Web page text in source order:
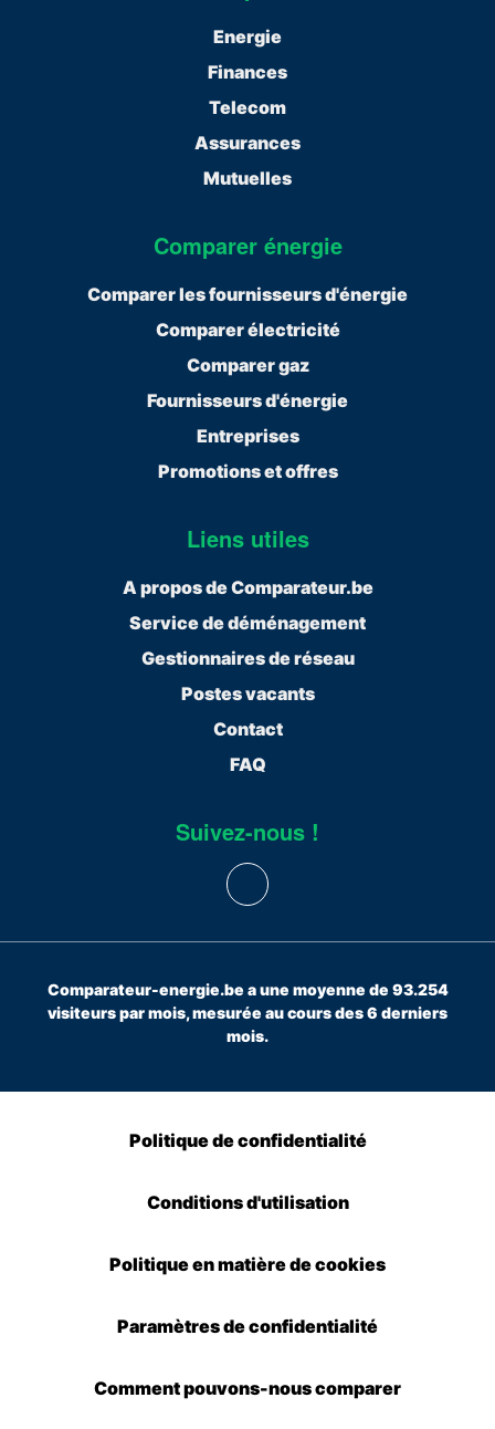
Energie
Finances
Telecom
Assurances
Mutuelles
Comparer énergie
Comparer les fournisseurs d'énergie
Comparer électricité
Comparer gaz
Fournisseurs d'énergie
Entreprises
Promotions et offres
Liens utiles
A propos de Comparateur.be
Service de déménagement
Gestionnaires de réseau
Postes vacants
Contact
FAQ
Suivez-nous !
Comparateur-energie.be a une moyenne de 93.254
visiteurs par mois, mesurée au cours des 6 derniers
mois.
Politique de confidentialité
Conditions d'utilisation
Politique en matière de cookies
Paramètres de confidentialité
Comment pouvons-nous comparer